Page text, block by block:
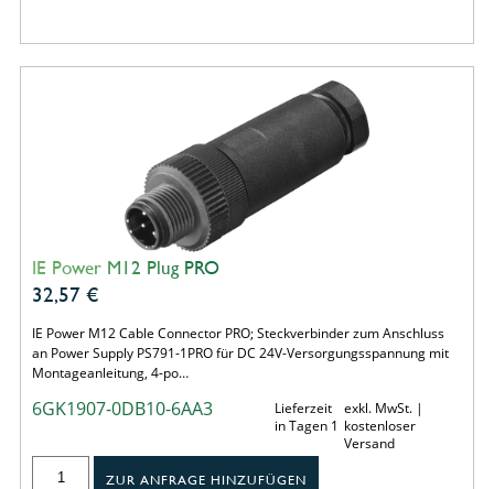
IE Power M12 Plug PRO
32,57 €
IE Power M12 Cable Connector PRO; Steckverbinder zum Anschluss
an Power Supply PS791-1PRO für DC 24V-Versorgungsspannung mit
Montageanleitung, 4-po…
6GK1907-0DB10-6AA3
Lieferzeit
in Tagen 1
exkl. MwSt. |
kostenloser
Versand
ZUR ANFRAGE HINZUFÜGEN